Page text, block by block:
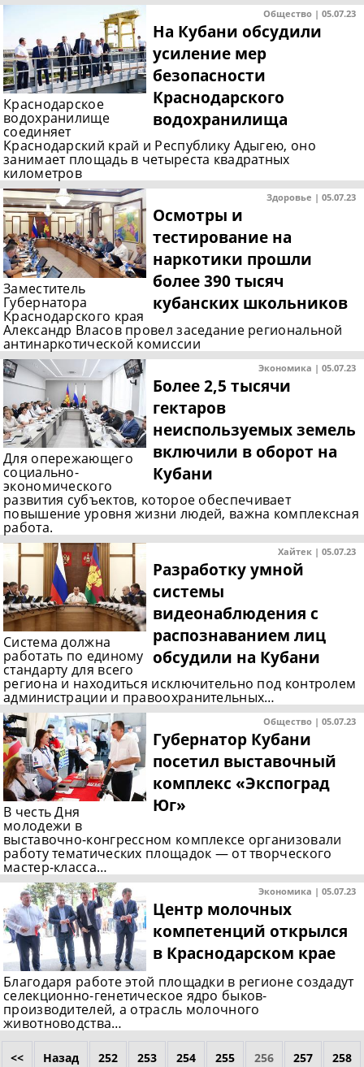
Общество | 05.07.23
На Кубани обсудили
усиление мер
безопасности
Краснодарского
водохранилища
Краснодарское
водохранилище
соединяет
Краснодарский край и Республику Адыгею, оно
занимает площадь в четыреста квадратных
километров
Здоровье | 05.07.23
Осмотры и
тестирование на
наркотики прошли
более 390 тысяч
кубанских школьников
Заместитель
Губернатора
Краснодарского края
Александр Власов провел заседание региональной
антинаркотической комиссии
Экономика | 05.07.23
Более 2,5 тысячи
гектаров
неиспользуемых земель
включили в оборот на
Кубани
Для опережающего
социально-
экономического
развития субъектов, которое обеспечивает
повышение уровня жизни людей, важна комплексная
работа.
Хайтек | 05.07.23
Разработку умной
системы
видеонаблюдения с
распознаванием лиц
обсудили на Кубани
Система должна
работать по единому
стандарту для всего
региона и находиться исключительно под контролем
администрации и правоохранительных…
Общество | 05.07.23
Губернатор Кубани
посетил выставочный
комплекс «Экспоград
Юг»
В честь Дня
молодежи в
выставочно-конгрессном комплексе организовали
работу тематических площадок — от творческого
мастер-класса…
Экономика | 05.07.23
Центр молочных
компетенций открылся
в Краснодарском крае
Благодаря работе этой площадки в регионе создадут
селекционно-генетическое ядро быков-
производителей, а отрасль молочного
животноводства…
<< Назад 252 253 254 255 256 257 258